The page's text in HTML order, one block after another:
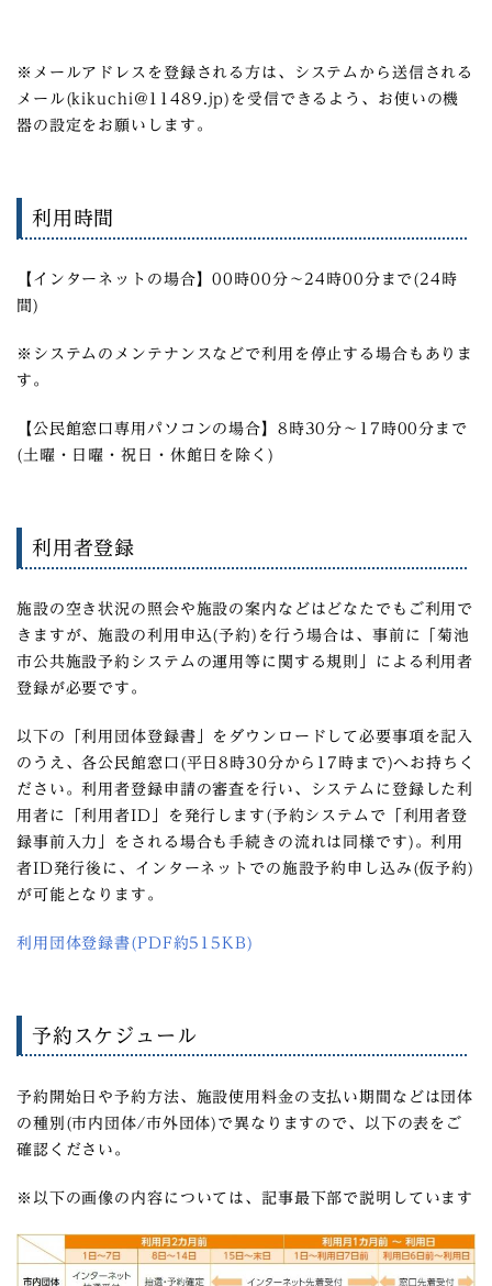
※メールアドレスを登録される方は、システムから送信される
メール(kikuchi@11489.jp)を受信できるよう、お使いの機
器の設定をお願いします。
利用時間
【インターネットの場合】00時00分～24時00分まで(24時
間)
※システムのメンテナンスなどで利用を停止する場合もありま
す。
【公民館窓口専用パソコンの場合】8時30分～17時00分まで
(土曜・日曜・祝日・休館日を除く)
利用者登録
施設の空き状況の照会や施設の案内などはどなたでもご利用で
きますが、施設の利用申込(予約)を行う場合は、事前に「菊池
市公共施設予約システムの運用等に関する規則」による利用者
登録が必要です。
以下の「利用団体登録書」をダウンロードして必要事項を記入
のうえ、各公民館窓口(平日8時30分から17時まで)へお持ちく
ださい。利用者登録申請の審査を行い、システムに登録した利
用者に「利用者ID」を発行します(予約システムで「利用者登
録事前入力」をされる場合も手続きの流れは同様です)。利用
者ID発行後に、インターネットでの施設予約申し込み(仮予約)
が可能となります。
利用団体登録書(PDF約515KB)
予約スケジュール
予約開始日や予約方法、施設使用料金の支払い期間などは団体
の種別(市内団体/市外団体)で異なりますので、以下の表をご
確認ください。
※以下の画像の内容については、記事最下部で説明しています